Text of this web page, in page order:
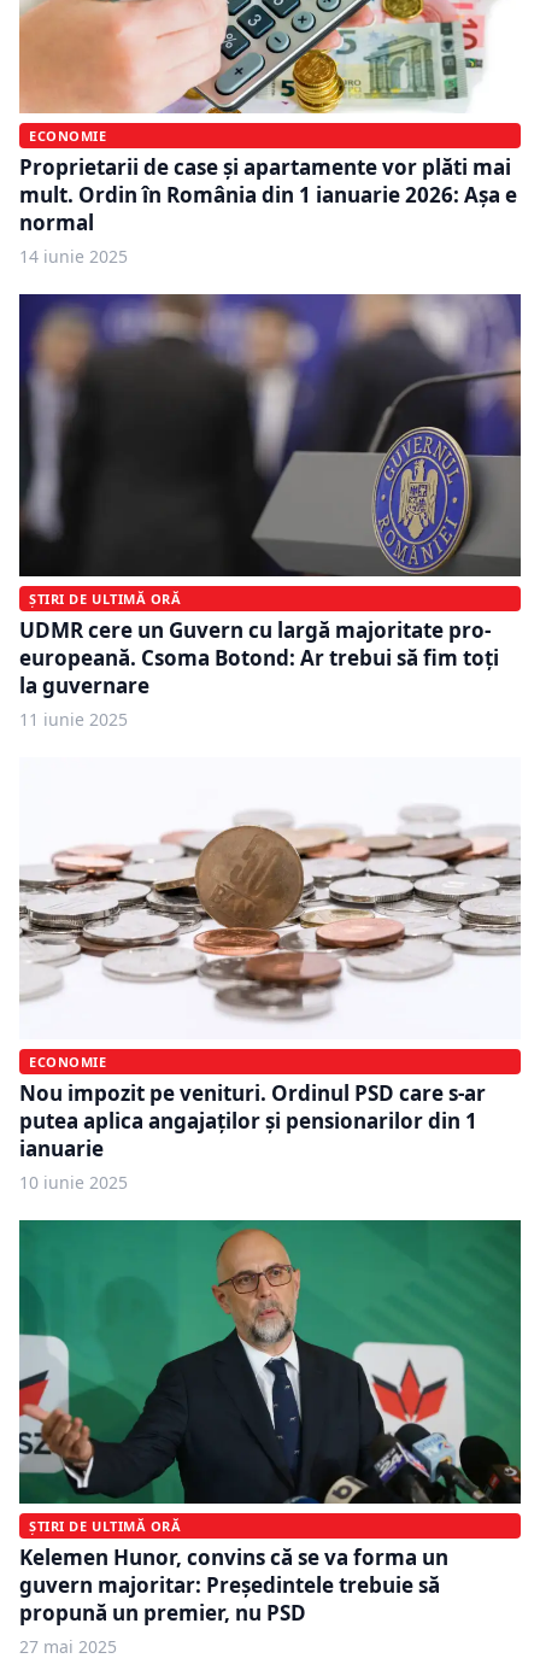
ECONOMIE
Proprietarii de case și apartamente vor plăti mai
mult. Ordin în România din 1 ianuarie 2026: Așa e
normal
14 iunie 2025
ȘTIRI DE ULTIMĂ ORĂ
UDMR cere un Guvern cu largă majoritate pro-
europeană. Csoma Botond: Ar trebui să fim toți
la guvernare
11 iunie 2025
ECONOMIE
Nou impozit pe venituri. Ordinul PSD care s-ar
putea aplica angajaților și pensionarilor din 1
ianuarie
10 iunie 2025
ȘTIRI DE ULTIMĂ ORĂ
Kelemen Hunor, convins că se va forma un
guvern majoritar: Președintele trebuie să
propună un premier, nu PSD
27 mai 2025